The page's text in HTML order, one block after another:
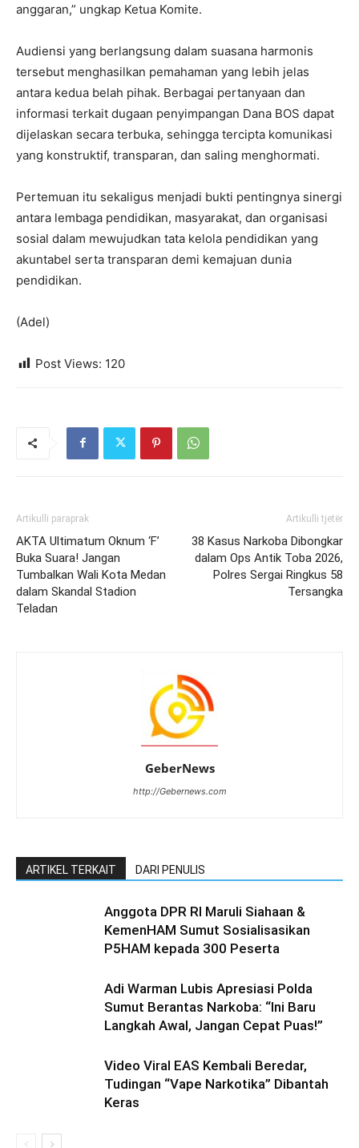
anggaran,” ungkap Ketua Komite.
Audiensi yang berlangsung dalam suasana harmonis
tersebut menghasilkan pemahaman yang lebih jelas
antara kedua belah pihak. Berbagai pertanyaan dan
informasi terkait dugaan penyimpangan Dana BOS dapat
dijelaskan secara terbuka, sehingga tercipta komunikasi
yang konstruktif, transparan, dan saling menghormati.
Pertemuan itu sekaligus menjadi bukti pentingnya sinergi
antara lembaga pendidikan, masyarakat, dan organisasi
sosial dalam mewujudkan tata kelola pendidikan yang
akuntabel serta transparan demi kemajuan dunia
pendidikan.
(Adel)
Post Views: 120
Artikulli paraprak
AKTA Ultimatum Oknum ‘F’
Buka Suara! Jangan
Tumbalkan Wali Kota Medan
dalam Skandal Stadion
Teladan
Artikulli tjetër
38 Kasus Narkoba Dibongkar
dalam Ops Antik Toba 2026,
Polres Sergai Ringkus 58
Tersangka
GeberNews
http://Gebernews.com
ARTIKEL TERKAIT DARI PENULIS
Anggota DPR RI Maruli Siahaan &
KemenHAM Sumut Sosialisasikan
P5HAM kepada 300 Peserta
Adi Warman Lubis Apresiasi Polda
Sumut Berantas Narkoba: “Ini Baru
Langkah Awal, Jangan Cepat Puas!”
Video Viral EAS Kembali Beredar,
Tudingan “Vape Narkotika” Dibantah
Keras